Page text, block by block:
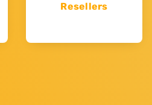
Resellers